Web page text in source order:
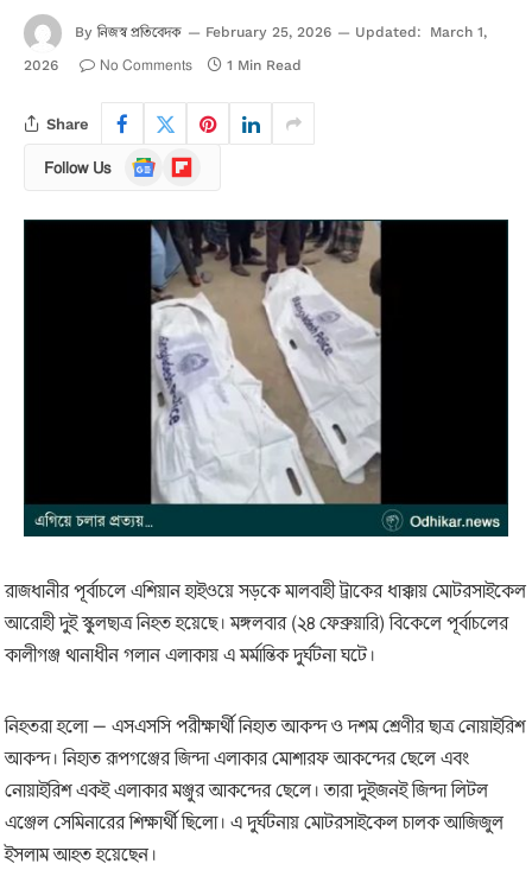
By নিজস্ব প্রতিবেদক February 25, 2026 Updated:
March 1,
2026
No Comments 1 Min Read
Share
Follow Us
Google
News
Flipboard
রাজধানীর পূর্বাচলে এশিয়ান হাইওয়ে সড়কে মালবাহী ট্রাকের ধাক্কায় মোটরসাইকেল
আরোহী দুই স্কুলছাত্র নিহত হয়েছে। মঙ্গলবার (২৪ ফেব্রুয়ারি) বিকেলে পূর্বাচলের
কালীগঞ্জ থানাধীন গলান এলাকায় এ মর্মান্তিক দুর্ঘটনা ঘটে।
নিহতরা হলো – এসএসসি পরীক্ষার্থী নিহাত আকন্দ ও দশম শ্রেণীর ছাত্র নোয়াইরিশ
আকন্দ। নিহাত রূপগঞ্জের জিন্দা এলাকার মোশারফ আকন্দের ছেলে এবং
নোয়াইরিশ একই এলাকার মঞ্জুর আকন্দের ছেলে। তারা দুইজনই জিন্দা লিটল
এঞ্জেল সেমিনারের শিক্ষার্থী ছিলো। এ দুর্ঘটনায় মোটরসাইকেল চালক আজিজুল
ইসলাম আহত হয়েছেন।